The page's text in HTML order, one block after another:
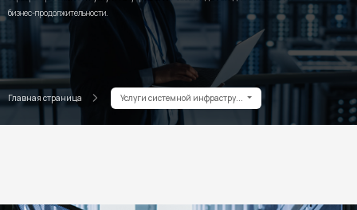
бизнес-продолжительности.
Главная страница Услуги системной инфрастру...